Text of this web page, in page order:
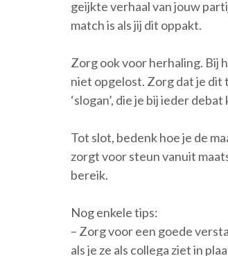
geijkte verhaal van jouw
match is als jij dit oppakt.
Zorg ook voor herhaling. Bij
niet opgelost. Zorg dat je dit
‘slogan’, die je bij ieder
Tot slot, bedenk hoe je de
zorgt voor steun vanuit
bereik.
Nog enkele tips:
– Zorg voor een goede
als je ze als collega ziet in